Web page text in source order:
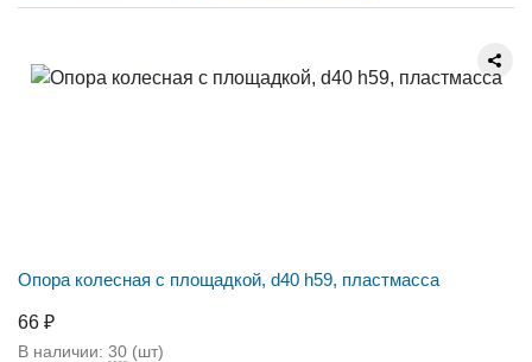
Опора колесная с площадкой, d40 h59, пластмасса
66 ₽
В наличии: 30 (шт)